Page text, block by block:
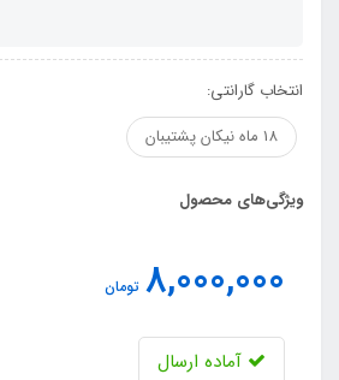
انتخاب گارانتی:
18 ماه نیکان پشتیبان
ویژگی‌های محصول
8,000,000 تومان
آماده ارسال